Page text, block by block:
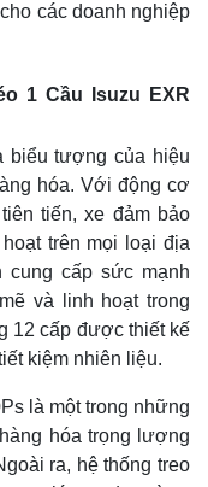
các doanh nghiệp
1 Cầu Isuzu EXR
biểu tượng của hiệu
hóa. Với động cơ
tiến, xe đảm bảo
trên mọi loại địa
cấp sức mạnh
và linh hoạt trong
12 cấp được thiết kế
kiệm nhiên liệu.
là một trong những
hóa trọng lượng
ra, hệ thống treo